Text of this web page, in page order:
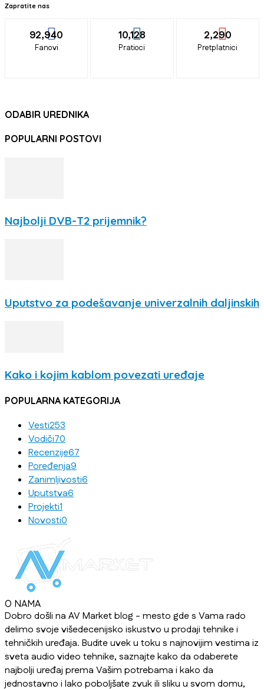
Zapratite nas
92,940
Fanovi
10,128
Pratioci
2,290
Pretplatnici
ODABIR UREDNIKA
POPULARNI POSTOVI
Najbolji DVB-T2 prijemnik?
Uputstvo za podešavanje univerzalnih daljinskih
Kako i kojim kablom povezati uređaje
POPULARNA KATEGORIJA
Vesti253
Vodiči70
Recenzije67
Poređenja9
Zanimljivosti6
Uputstva6
Projekti1
Novosti0
O NAMA
Dobro došli na AV Market blog - mesto gde s Vama rado
delimo svoje višedecenijsko iskustvo u prodaji tehnike i
tehničkih uređaja. Budite uvek u toku s najnovijim vestima iz
sveta audio video tehnike, saznajte kako da odaberete
najbolji uređaj prema Vašim potrebama i kako da
jednostavno i lako poboljšate zvuk ili sliku u svom domu,